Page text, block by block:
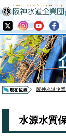
阪神水道企業
水源水質